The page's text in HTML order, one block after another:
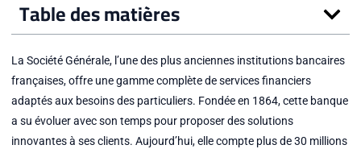
Table des matières
La Société Générale, l’une des plus anciennes institutions bancaires
françaises, offre une gamme complète de services financiers
adaptés aux besoins des particuliers. Fondée en 1864, cette banque
a su évoluer avec son temps pour proposer des solutions
innovantes à ses clients. Aujourd’hui, elle compte plus de 30 millions